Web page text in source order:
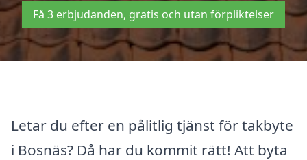
Få 3 erbjudanden, gratis och utan förpliktelser
Letar du efter en pålitlig tjänst för takbyte
i Bosnäs? Då har du kommit rätt! Att byta